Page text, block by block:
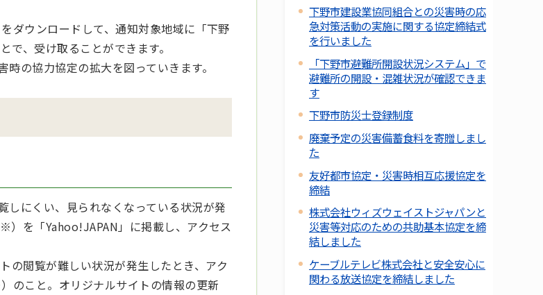
ダウンロードして、通知対象地域に「下野
、受け取ることができます。
の協力協定の拡大を図っていきます。
しにくい、見られなくなっている状況が発
）を「Yahoo!JAPAN」に掲載し、アクセス
の閲覧が難しい状況が発生したとき、アク
のこと。オリジナルサイトの情報の更新
下野市建設業協同組合との災害時の応
急対策活動の実施に関する協定締結式
を行いました
「下野市避難所開設状況システム」で
避難所の開設・混雑状況が確認できま
す
下野市防災士登録制度
廃棄予定の災害備蓄食料を寄贈しまし
た
友好都市協定・災害時相互応援協定を
締結
株式会社ウィズウェイストジャパンと
災害等対応のための共助基本協定を締
結しました
ケーブルテレビ株式会社と安全安心に
関わる放送協定を締結しました